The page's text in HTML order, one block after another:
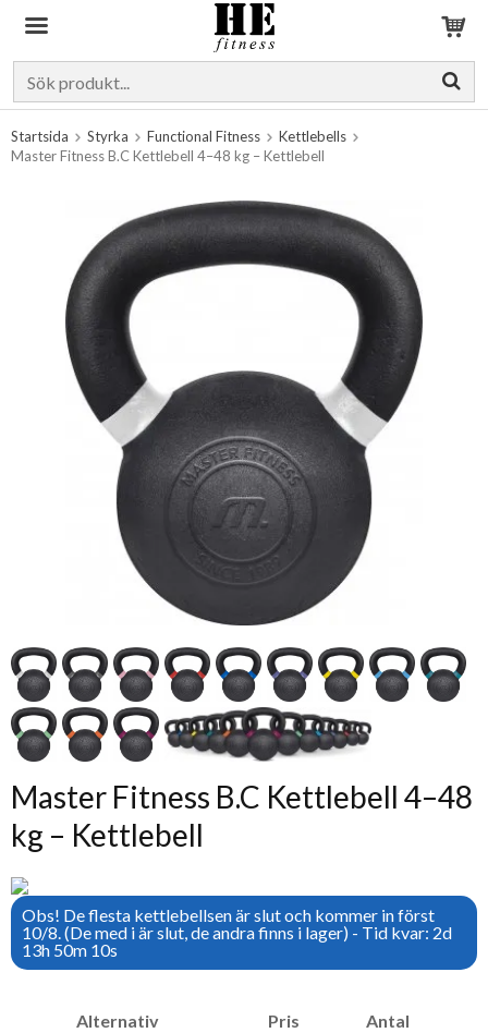
Startsida Styrka Functional Fitness
Kettlebells
Master Fitness B.C Kettlebell 4–48 kg – Kettlebell
Master Fitness B.C Kettlebell 4–48
kg – Kettlebell
Obs! De flesta kettlebellsen är slut och kommer in först
10/8. (De med i är slut, de andra finns i lager) - Tid kvar: 2d
13h 50m 10s
Alternativ Pris
Antal